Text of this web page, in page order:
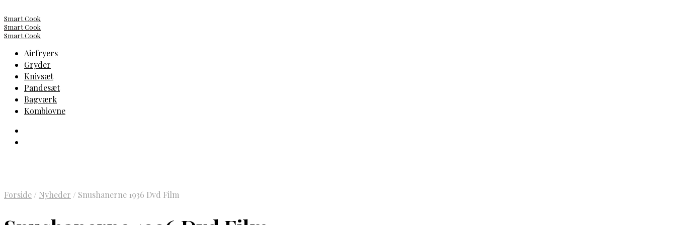
Smart Cook
Smart Cook
Smart Cook
Airfryers
Gryder
Knivsæt
Pandesæt
Bagværk
Kombiovne
Forside / Nyheder / Snushanerne 1936 Dvd Film